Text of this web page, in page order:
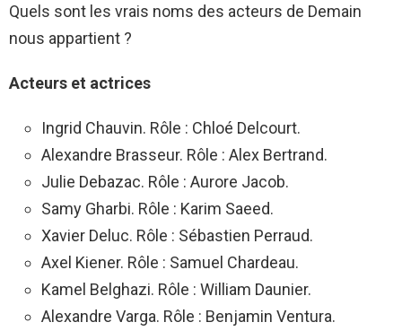
Quels sont les vrais noms des acteurs de Demain
nous appartient ?
Acteurs et actrices
Ingrid Chauvin. Rôle : Chloé Delcourt.
Alexandre Brasseur. Rôle : Alex Bertrand.
Julie Debazac. Rôle : Aurore Jacob.
Samy Gharbi. Rôle : Karim Saeed.
Xavier Deluc. Rôle : Sébastien Perraud.
Axel Kiener. Rôle : Samuel Chardeau.
Kamel Belghazi. Rôle : William Daunier.
Alexandre Varga. Rôle : Benjamin Ventura.